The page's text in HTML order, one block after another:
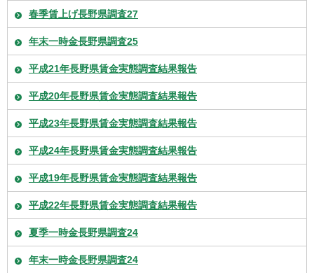
春季賃上げ長野県調査27
年末一時金長野県調査25
平成21年長野県賃金実態調査結果報告
平成20年長野県賃金実態調査結果報告
平成23年長野県賃金実態調査結果報告
平成24年長野県賃金実態調査結果報告
平成19年長野県賃金実態調査結果報告
平成22年長野県賃金実態調査結果報告
夏季一時金長野県調査24
年末一時金長野県調査24